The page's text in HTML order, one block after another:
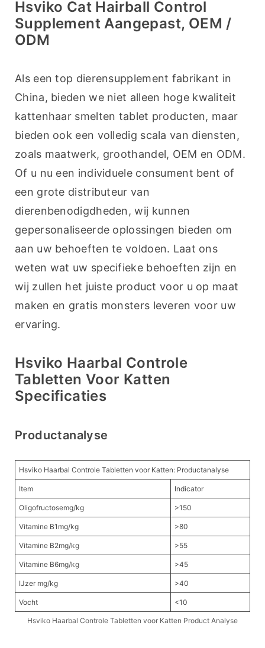
Hsviko Cat Hairball Control
Supplement Aangepast, OEM /
ODM
Als een top dierensupplement fabrikant in
China, bieden we niet alleen hoge kwaliteit
kattenhaar smelten tablet producten, maar
bieden ook een volledig scala van diensten,
zoals maatwerk, groothandel, OEM en ODM.
Of u nu een individuele consument bent of
een grote distributeur van
dierenbenodigdheden, wij kunnen
gepersonaliseerde oplossingen bieden om
aan uw behoeften te voldoen. Laat ons
weten wat uw specifieke behoeften zijn en
wij zullen het juiste product voor u op maat
maken en gratis monsters leveren voor uw
ervaring.
Hsviko Haarbal Controle
Tabletten Voor Katten
Specificaties
Productanalyse
Hsviko Haarbal Controle Tabletten voor Katten: Productanalyse
Item Indicator
Oligofructosemg/kg >150
Vitamine B1mg/kg >80
Vitamine B2mg/kg >55
Vitamine B6mg/kg >45
IJzer mg/kg >40
Vocht <10
Hsviko Haarbal Controle Tabletten voor Katten Product Analyse